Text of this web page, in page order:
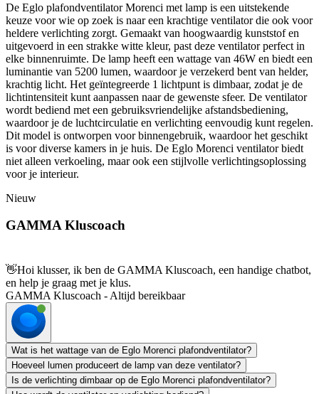
De Eglo plafondventilator Morenci met lamp is een uitstekende
keuze voor wie op zoek is naar een krachtige ventilator die ook voor
heldere verlichting zorgt. Gemaakt van hoogwaardig kunststof en
uitgevoerd in een strakke witte kleur, past deze ventilator perfect in
elke binnenruimte. De lamp heeft een wattage van 46W en biedt een
luminantie van 5200 lumen, waardoor je verzekerd bent van helder,
krachtig licht. Het geïntegreerde 1 lichtpunt is dimbaar, zodat je de
lichtintensiteit kunt aanpassen naar de gewenste sfeer. De ventilator
wordt bediend met een gebruiksvriendelijke afstandsbediening,
waardoor je de luchtcirculatie en verlichting eenvoudig kunt regelen.
Dit model is ontworpen voor binnengebruik, waardoor het geschikt
is voor diverse kamers in je huis. De Eglo Morenci ventilator biedt
niet alleen verkoeling, maar ook een stijlvolle verlichtingsoplossing
voor je interieur.
Nieuw
GAMMA Kluscoach
👋Hoi klusser, ik ben de GAMMA Kluscoach, een handige chatbot,
en help je graag met je klus.
GAMMA Kluscoach - Altijd bereikbaar
Wat is het wattage van de Eglo Morenci plafondventilator?
Hoeveel lumen produceert de lamp van deze ventilator?
Is de verlichting dimbaar op de Eglo Morenci plafondventilator?